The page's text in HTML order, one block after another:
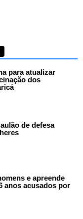
para atualizar
dos
de defesa
e apreende
anos acusados por